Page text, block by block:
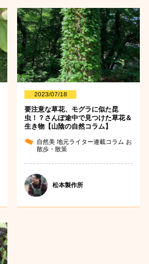
2023/07/18
要注意な草花、モグラに似た昆
虫！？さんぽ途中で見つけた草花＆
生き物【山陰の自然コラム】
自然美地元ライター連載コラム お
散歩・散策
松本製作所